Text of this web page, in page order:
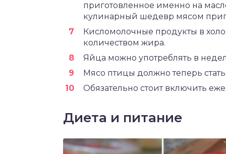
приготовленное именно на
кулинарный шедевр мясом
Кисломолочные продукты в
количеством жира.
Яйца можно употреблять в
Мясо птицы должно теперь
Обязательно стоит включить
Диета и питание